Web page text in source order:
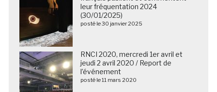
leur fréquentation 2024
(30/01/2025)
posté le 30 janvier 2025
RNCI 2020, mercredi 1er avril et
jeudi 2 avril 2020 / Report de
l’événement
posté le 11 mars 2020